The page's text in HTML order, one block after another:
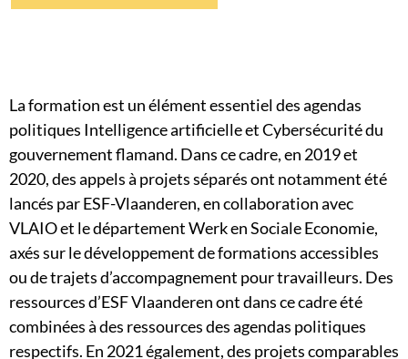
La formation est un élément essentiel des agendas
politiques Intelligence artificielle et Cybersécurité du
gouvernement flamand. Dans ce cadre, en 2019 et
2020, des appels à projets séparés ont notamment été
lancés par ESF-Vlaanderen, en collaboration avec
VLAIO et le département Werk en Sociale Economie,
axés sur le développement de formations accessibles
ou de trajets d’accompagnement pour travailleurs. Des
ressources d’ESF Vlaanderen ont dans ce cadre été
combinées à des ressources des agendas politiques
respectifs. En 2021 également, des projets comparables